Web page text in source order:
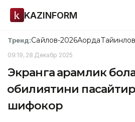
KAZINFORM
Тренд:Сайлов-2026Ақорда
09:19, 28 Декабр 2025
Экранга қарамлик
қобилиятини
шифокор